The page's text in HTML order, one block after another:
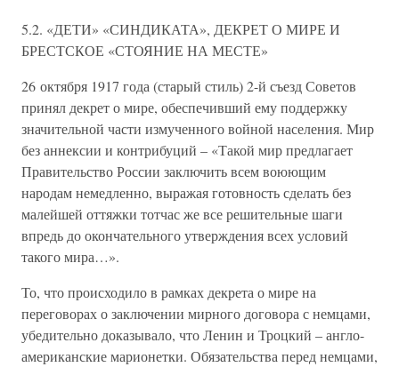
5.2. «ДЕТИ» «СИНДИКАТА», ДЕКРЕТ О МИРЕ И
БРЕСТСКОЕ «СТОЯНИЕ НА МЕСТЕ»
26 октября 1917 года (старый стиль) 2-й съезд Советов
принял декрет о мире, обеспечивший ему поддержку
значительной части измученного войной населения. Мир
без аннексии и контрибуций – «Такой мир предлагает
Правительство России заключить всем воюющим
народам немедленно, выражая готовность сделать без
малейшей оттяжки тотчас же все решительные шаги
впредь до окончательного утверждения всех условий
такого мира…».
То, что происходило в рамках декрета о мире на
переговорах о заключении мирного договора с немцами,
убедительно доказывало, что Ленин и Троцкий – англо-
американские марионетки. Обязательства перед немцами,